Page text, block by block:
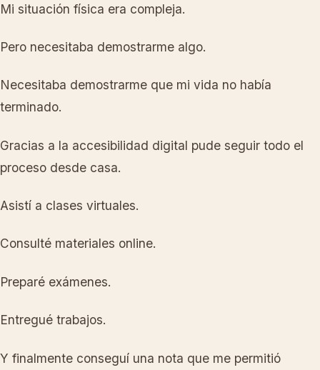
Mi situación física era compleja.
Pero necesitaba demostrarme algo.
Necesitaba demostrarme que mi vida no había
terminado.
Gracias a la accesibilidad digital pude seguir todo el
proceso desde casa.
Asistí a clases virtuales.
Consulté materiales online.
Preparé exámenes.
Entregué trabajos.
Y finalmente conseguí una nota que me permitió